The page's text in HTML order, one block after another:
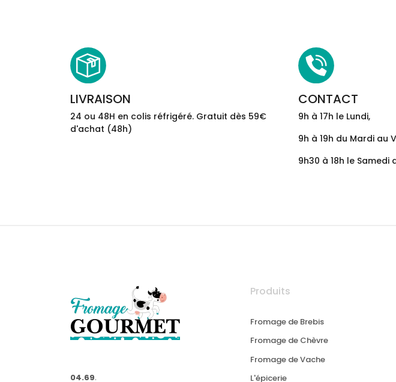
LIVRAISON
24 ou 48H en colis réfrigéré. Gratuit dès 59€
d'achat (48h)
CONTACT
9h à 17h le Lundi,
9h à 19h du Mardi au
9h30 à 18h le Samedi
04.69.34.04.67
Produits
Fromage de Brebis
Fromage de Chèvre
Fromage de Vache
L'épicerie